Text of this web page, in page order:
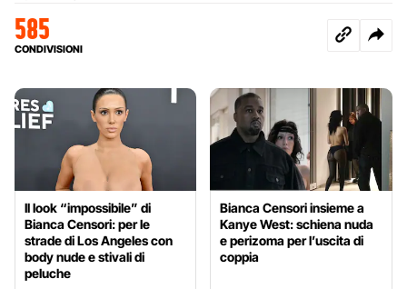
585
CONDIVISIONI
Il look “impossibile” di
Bianca Censori: per le
strade di Los Angeles con
body nude e stivali di
peluche
Bianca Censori insieme a
Kanye West: schiena nuda
e perizoma per l’uscita di
coppia